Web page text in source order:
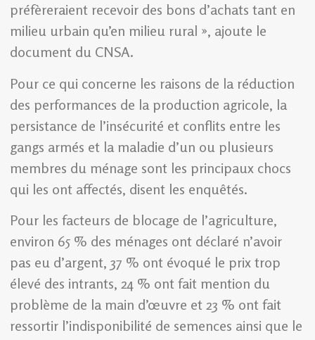
préfèreraient recevoir des bons d’achats tant en
milieu urbain qu’en milieu rural », ajoute le
document du CNSA.
Pour ce qui concerne les raisons de la réduction
des performances de la production agricole, la
persistance de l’insécurité et conflits entre les
gangs armés et la maladie d’un ou plusieurs
membres du ménage sont les principaux chocs
qui les ont affectés, disent les enquêtés.
Pour les facteurs de blocage de l’agriculture,
environ 65 % des ménages ont déclaré n’avoir
pas eu d’argent, 37 % ont évoqué le prix trop
élevé des intrants, 24 % ont fait mention du
problème de la main d’œuvre et 23 % ont fait
ressortir l’indisponibilité de semences ainsi que le